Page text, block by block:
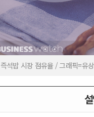
즉석밥 시장 점유율 / 그래픽=유